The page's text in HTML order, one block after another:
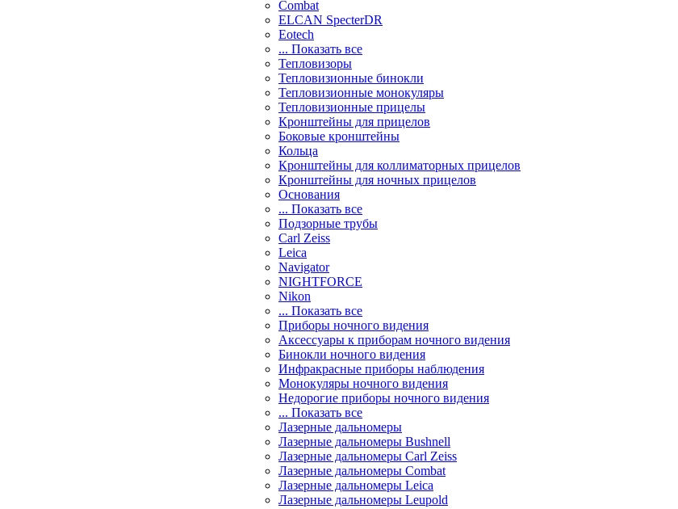
Combat
ELCAN SpecterDR
Eotech
... Показать все
Тепловизоры
Тепловизионные бинокли
Тепловизионные монокуляры
Тепловизионные прицелы
Кронштейны для прицелов
Боковые кронштейны
Кольца
Кронштейны для коллиматорных прицелов
Кронштейны для ночных прицелов
Основания
... Показать все
Подзорные трубы
Carl Zeiss
Leica
Navigator
NIGHTFORCE
Nikon
... Показать все
Приборы ночного видения
Аксессуары к приборам ночного видения
Бинокли ночного видения
Инфракрасные приборы наблюдения
Монокуляры ночного видения
Недорогие приборы ночного видения
... Показать все
Лазерные дальномеры
Лазерные дальномеры Bushnell
Лазерные дальномеры Carl Zeiss
Лазерные дальномеры Combat
Лазерные дальномеры Leica
Лазерные дальномеры Leupold